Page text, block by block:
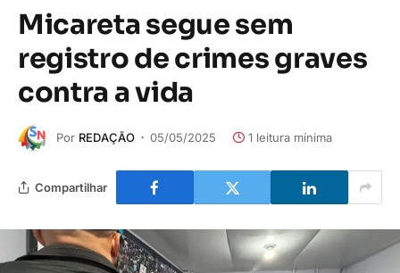
Micareta segue sem
registro de crimes graves
contra a vida
Por REDAÇÃO 05/05/2025 1 leitura mínima
Compartilhar